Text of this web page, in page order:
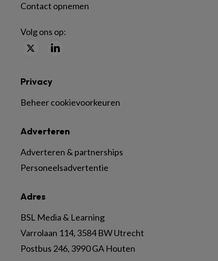
Contact opnemen
Volg ons op:
Adres
BSL Media & Learning
Varrolaan 114, 3584 BW Utrecht
Postbus 246, 3990 GA Houten
Adverteren
Adverteren & partnerships
Personeelsadvertentie
Privacy
Beheer cookievoorkeuren